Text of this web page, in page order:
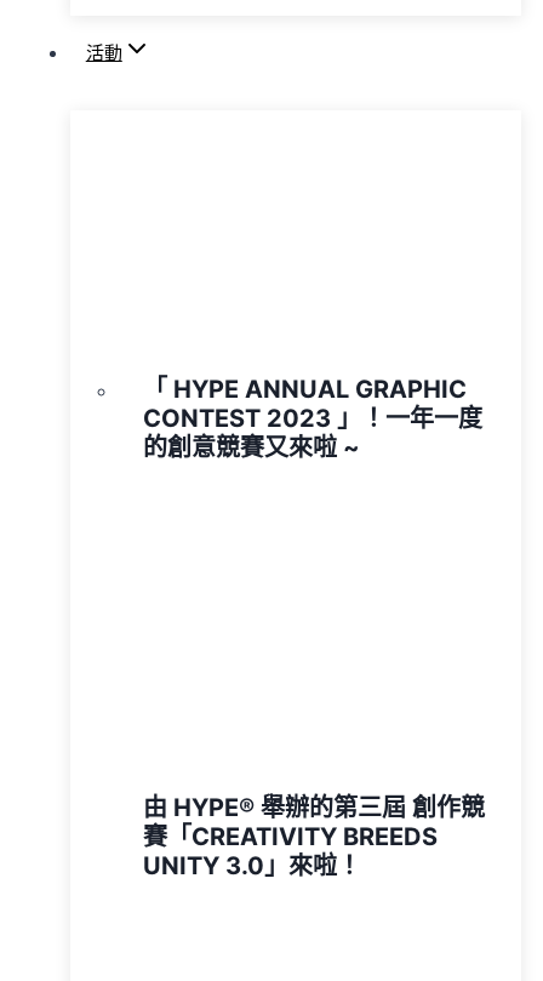
活動
「 HYPE ANNUAL GRAPHIC
CONTEST 2023 」！一年一度
的創意競賽又來啦 ~
由 HYPE®️ 舉辦的第三屆 創作競
賽「CREATIVITY BREEDS
UNITY 3.0」來啦！